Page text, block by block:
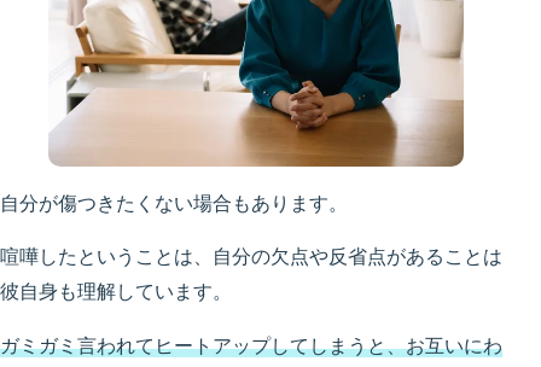
自分が傷つきたくない場合もあります。
喧嘩したということは、自分の欠点や反省点があることは
彼自身も理解しています。
ガミガミ言われてヒートアップしてしまうと、お互いにわ